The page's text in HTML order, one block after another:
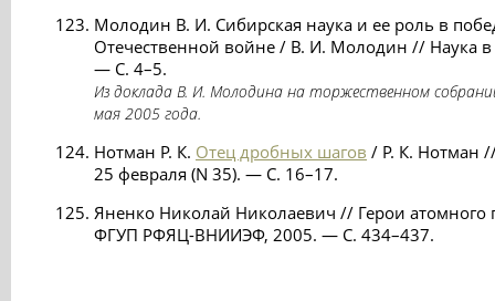
Молодин В. И. Сибирская наука и ее роль в
Отечественной войне / В. И. Молодин //
— С. 4–5.
Из доклада В. И. Молодина на торжественном
мая 2005 года.
Нотман Р. К. Отец дробных шагов / Р. К. Нотман
25 февраля (N 35). — С. 16–17.
Яненко Николай Николаевич // Герои атомного
ФГУП РФЯЦ-ВНИИЭФ, 2005. — С. 434–437.